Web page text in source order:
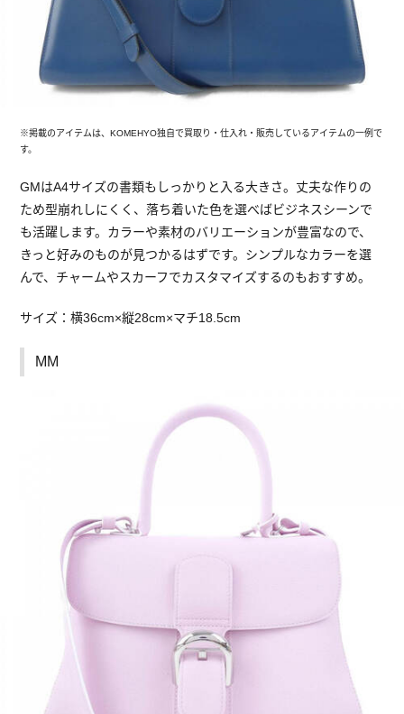
※掲載のアイテムは、KOMEHYO独自で買取り・仕入れ・販売しているアイテムの一例で
す。
GMはA4サイズの書類もしっかりと入る大きさ。丈夫な作りの
ため型崩れしにくく、落ち着いた色を選べばビジネスシーンで
も活躍します。カラーや素材のバリエーションが豊富なので、
きっと好みのものが見つかるはずです。シンプルなカラーを選
んで、チャームやスカーフでカスタマイズするのもおすすめ。
サイズ：横36cm×縦28cm×マチ18.5cm
MM